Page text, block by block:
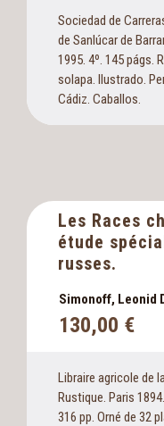
Sociedad de
de Sanlúcar de
1995. 4º. 145 págs.
solapa. Ilustrado.
Cádiz. Caballos.
Les Races
étude
russes.
Simonoff, Leonid
130,00 €
Libraire agricole de
Rustique. Paris
316 pp. Orné de 32